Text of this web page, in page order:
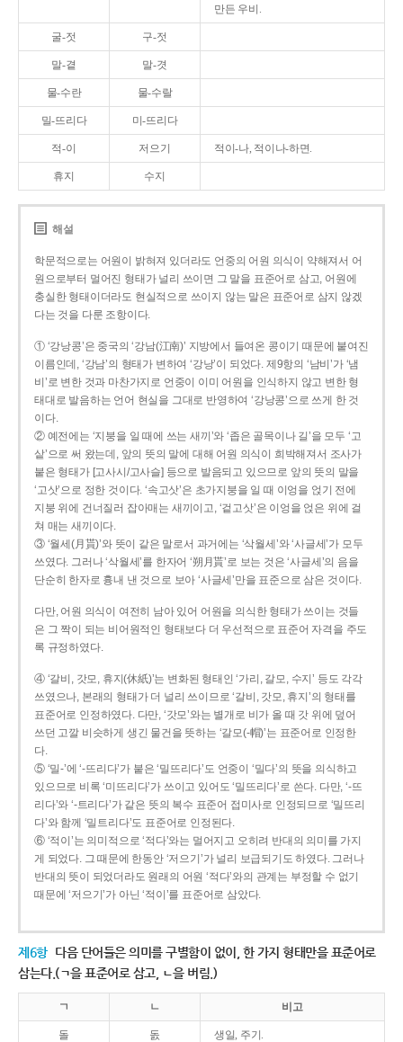
만든 우비.
굴-젓 구-젓
말-곁 말-겻
물-수란 물-수랄
밀-뜨리다 미-뜨리다
적-이 저으기 적이-나, 적이나-하면.
휴지 수지
해설
학문적으로는 어원이 밝혀져 있더라도 언중의 어원 의식이 약해져서 어
원으로부터 멀어진 형태가 널리 쓰이면 그 말을 표준어로 삼고, 어원에
충실한 형태이더라도 현실적으로 쓰이지 않는 말은 표준어로 삼지 않겠
다는 것을 다룬 조항이다.
① ‘강낭콩’은 중국의 ‘강남(江南)’ 지방에서 들여온 콩이기 때문에 붙여진
이름인데, ‘강남’의 형태가 변하여 ‘강낭’이 되었다. 제9항의 ‘남비’가 ‘냄
비’로 변한 것과 마찬가지로 언중이 이미 어원을 인식하지 않고 변한 형
태대로 발음하는 언어 현실을 그대로 반영하여 ‘강낭콩’으로 쓰게 한 것
이다.
② 예전에는 ‘지붕을 일 때에 쓰는 새끼’와 ‘좁은 골목이나 길’을 모두 ‘고
샅’으로 써 왔는데, 앞의 뜻의 말에 대해 어원 의식이 희박해져서 조사가
붙은 형태가 [고사시/고사슬] 등으로 발음되고 있으므로 앞의 뜻의 말을
‘고삿’으로 정한 것이다. ‘속고삿’은 초가지붕을 일 때 이엉을 얹기 전에
지붕 위에 건너질러 잡아매는 새끼이고, ‘겉고삿’은 이엉을 얹은 위에 걸
쳐 매는 새끼이다.
③ ‘월세(月貰)’와 뜻이 같은 말로서 과거에는 ‘삭월세’와 ‘사글세’가 모두
쓰였다. 그러나 ‘삭월세’를 한자어 ‘朔月貰’로 보는 것은 ‘사글세’의 음을
단순히 한자로 흉내 낸 것으로 보아 ‘사글세’만을 표준으로 삼은 것이다.
다만, 어원 의식이 여전히 남아 있어 어원을 의식한 형태가 쓰이는 것들
은 그 짝이 되는 비어원적인 형태보다 더 우선적으로 표준어 자격을 주도
록 규정하였다.
④ ‘갈비, 갓모, 휴지(休紙)’는 변화된 형태인 ‘가리, 갈모, 수지’ 등도 각각
쓰였으나, 본래의 형태가 더 널리 쓰이므로 ‘갈비, 갓모, 휴지’의 형태를
표준어로 인정하였다. 다만, ‘갓모’와는 별개로 비가 올 때 갓 위에 덮어
쓰던 고깔 비슷하게 생긴 물건을 뜻하는 ‘갈모(-帽)’는 표준어로 인정한
다.
⑤ ‘밀-’에 ‘-뜨리다’가 붙은 ‘밀뜨리다’도 언중이 ‘밀다’의 뜻을 의식하고
있으므로 비록 ‘미뜨리다’가 쓰이고 있어도 ‘밀뜨리다’로 쓴다. 다만, ‘-뜨
리다’와 ‘-트리다’가 같은 뜻의 복수 표준어 접미사로 인정되므로 ‘밀뜨리
다’와 함께 ‘밀트리다’도 표준어로 인정된다.
⑥ ‘적이’는 의미적으로 ‘적다’와는 멀어지고 오히려 반대의 의미를 가지
게 되었다. 그 때문에 한동안 ‘저으기’가 널리 보급되기도 하였다. 그러나
반대의 뜻이 되었더라도 원래의 어원 ‘적다’와의 관계는 부정할 수 없기
때문에 ‘저으기’가 아닌 ‘적이’를 표준어로 삼았다.
제6항 다음 단어들은 의미를 구별함이 없이, 한 가지 형태만을 표준어로
삼는다.(ㄱ을 표준어로 삼고, ㄴ을 버림.)
ㄱ ㄴ 비고
돌 돐 생일, 주기.